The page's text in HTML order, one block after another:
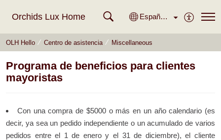
Orchids Lux Home Español (España)
OLH Hello Centro de asistencia Miscellaneous
Programa de beneficios para clientes
mayoristas
Con una compra de $5000 o más en un año calendario (es
decir, ya sea un pedido independiente o un acumulado de varios
pedidos entre el 1 de enero y el 31 de diciembre), el cliente